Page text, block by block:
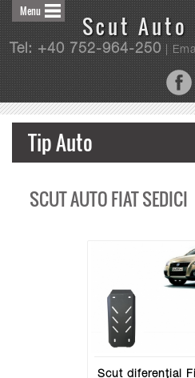
Scut
Tel: +40 752-964-250|
Menu
Tip Auto
SCUT AUTO FIAT SEDICI
Scut diferențial